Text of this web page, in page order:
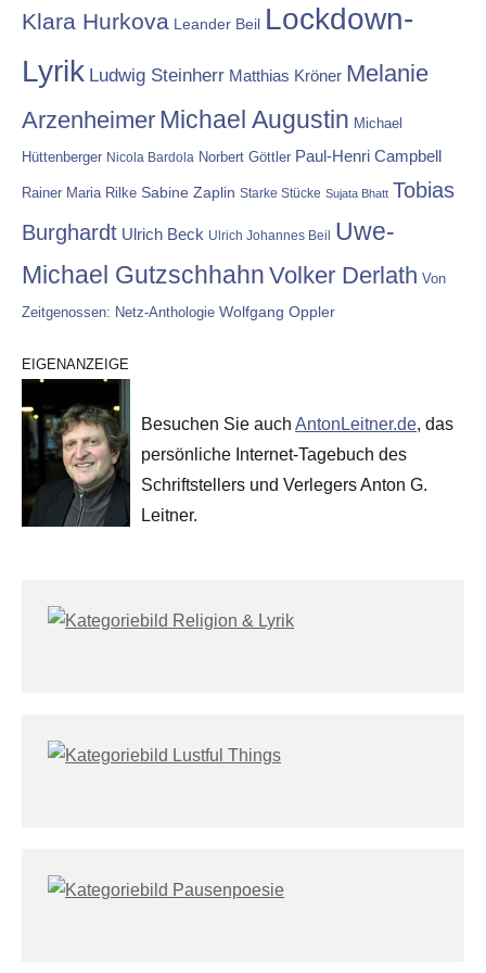
Klara Hurkova Leander Beil Lockdown-
Lyrik Ludwig Steinherr Matthias Kröner Melanie
Arzenheimer Michael Augustin Michael
Hüttenberger Nicola Bardola Norbert Göttler Paul-Henri Campbell
Rainer Maria Rilke Sabine Zaplin Starke Stücke Sujata Bhatt Tobias
Burghardt Ulrich Beck Ulrich Johannes Beil Uwe-
Michael Gutzschhahn Volker Derlath Von
Zeitgenossen: Netz-Anthologie Wolfgang Oppler
EIGENANZEIGE
Besuchen Sie auch AntonLeitner.de, das
persönliche Internet-Tagebuch des
Schriftstellers und Verlegers Anton G.
Leitner.